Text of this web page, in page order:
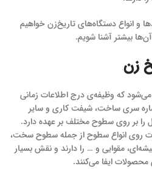
و انواع دستگاه‌های تاریخ‌زن خواهیم
بیشتر آشنا شویم.
زن
می‌شود که وظیفه‌ی درج اطلاعات زمانی
سری ساخت، شیفت کاری و سایر
بر روی سطوح مختلف بر عهده دارد.
روی انواع سطوح از جمله سطوح سخت،
مقوایی و … را دارند و نقش بسیار
محصولات ایفا می‌کنند.